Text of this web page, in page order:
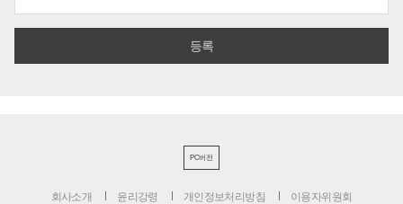
PC버전
회사소개 윤리강령 개인정보처리방침 이용자위원회